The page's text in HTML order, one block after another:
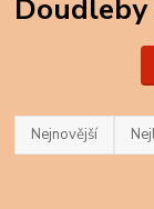
Nejnovější